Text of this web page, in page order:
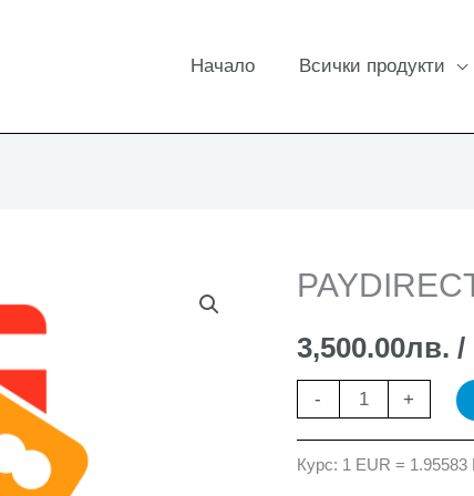
Начало Всички продукти
3,500.00лв. /
-
количество
PAYDIRECT.BG
+
Курс: 1 EUR = 1.95583